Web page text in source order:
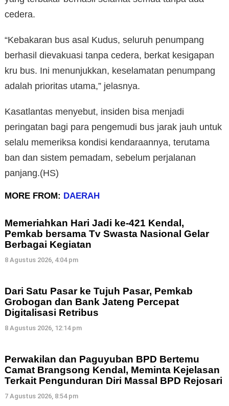
cedera.
“Kebakaran bus asal Kudus, seluruh penumpang
berhasil dievakuasi tanpa cedera, berkat kesigapan
kru bus. Ini menunjukkan, keselamatan penumpang
adalah prioritas utama,” jelasnya.
Kasatlantas menyebut, insiden bisa menjadi
peringatan bagi para pengemudi bus jarak jauh untuk
selalu memeriksa kondisi kendaraannya, terutama
ban dan sistem pemadam, sebelum perjalanan
panjang.(HS)
MORE FROM: DAERAH
Memeriahkan Hari Jadi ke-421 Kendal,
Pemkab bersama Tv Swasta Nasional Gelar
Berbagai Kegiatan
8 Agustus 2026, 4:04 pm
Dari Satu Pasar ke Tujuh Pasar, Pemkab
Grobogan dan Bank Jateng Percepat
Digitalisasi Retribus
8 Agustus 2026, 12:14 pm
Perwakilan dan Paguyuban BPD Bertemu
Camat Brangsong Kendal, Meminta Kejelasan
Terkait Pengunduran Diri Massal BPD Rejosari
7 Agustus 2026, 8:54 pm